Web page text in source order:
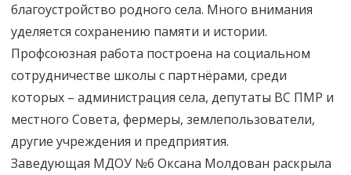
благоустройство родного села. Много внимания
уделяется сохранению памяти и истории.
Профсоюзная работа построена на социальном
сотрудничестве школы с партнёрами, среди
которых – администрация села, депутаты ВС ПМР и
местного Совета, фермеры, землепользователи,
другие учреждения и предприятия.
Заведующая МДОУ №6 Оксана Молдован раскрыла